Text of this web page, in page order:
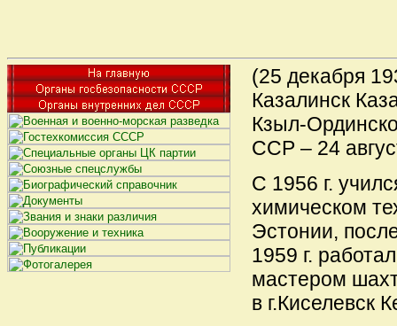
(25 декабря
Казалинск
Кзыл-
ССР – 24
С 1956 г.
химическом
Эстонии,
1959 г.
мастером
в г.Киселевск